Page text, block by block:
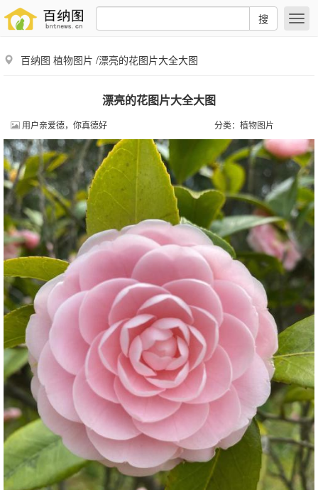
搜
百纳图 植物图片 /漂亮的花图片大全大图
漂亮的花图片大全大图
用户亲爱德，你真德好 分类： 植物图片